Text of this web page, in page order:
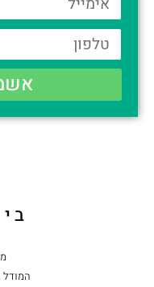
המודל